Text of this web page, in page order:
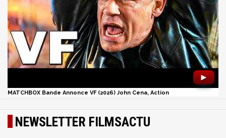
►
MATCHBOX Bande Annonce VF (2026) John Cena, Action
NEWSLETTER FILMSACTU